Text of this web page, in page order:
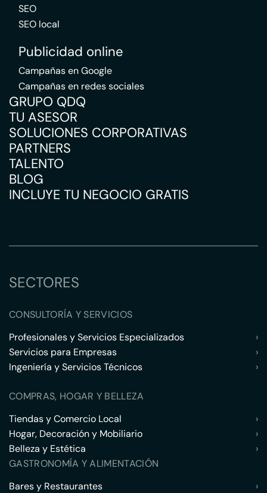
SEO
SEO local
Publicidad online
Campañas en Google
Campañas en redes sociales
GRUPO QDQ
TU ASESOR
SOLUCIONES CORPORATIVAS
PARTNERS
TALENTO
BLOG
INCLUYE TU NEGOCIO GRATIS
SECTORES
CONSULTORÍA Y SERVICIOS
Profesionales y Servicios Especializados
›
Servicios para Empresas
›
Ingeniería y Servicios Técnicos
›
COMPRAS, HOGAR Y BELLEZA
Tiendas y Comercio Local
›
Hogar, Decoración y Mobiliario
›
Belleza y Estética
›
GASTRONOMÍA Y ALIMENTACIÓN
Bares y Restaurantes
›